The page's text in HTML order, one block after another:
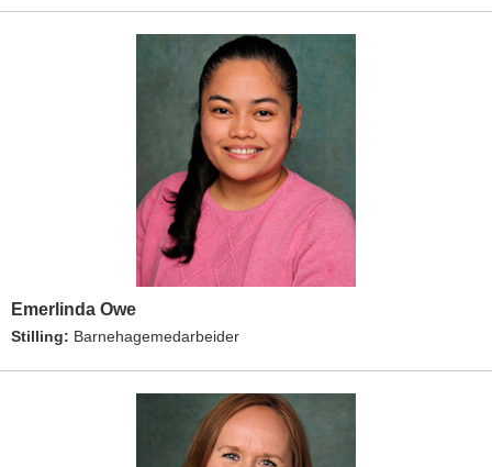
Emerlinda Owe
Stilling: Barnehagemedarbeider